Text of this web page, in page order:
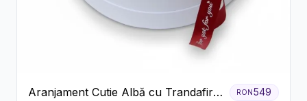
Aranjament Cutie Albă cu Trandafiri
RON549